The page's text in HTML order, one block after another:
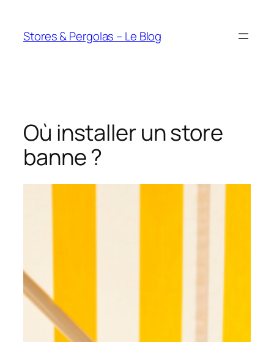
contenu
Stores & Pergolas – Le Blog
Où installer un store
banne ?